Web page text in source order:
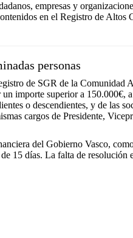
empresas y
en el Registro de Altos
personas
de SGR de la Comunidad
importe superior a 150.000€,
o descendientes, y de las
cargos de Presidente,
del Gobierno Vasco,
15 días. La falta de resolución